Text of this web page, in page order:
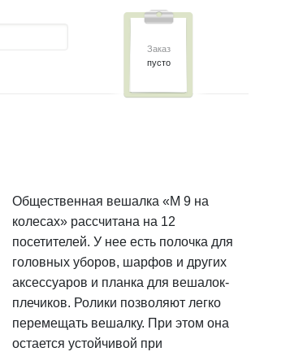
Заказ
пусто
Общественная вешалка «М 9 на
колесах» рассчитана на 12
посетителей. У нее есть полочка для
головных уборов, шарфов и других
аксессуаров и планка для вешалок-
плечиков. Ролики позволяют легко
перемещать вешалку. При этом она
остается устойчивой при